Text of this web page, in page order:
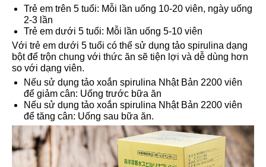
Trẻ em trên 5 tuổi: Mỗi lần uống 10-20 viên, ngày uống
2-3 lần
Trẻ em dưới 5 tuổi: Mỗi lần uống 5-10 viên
Với trẻ em dưới 5 tuổi có thể sử dụng tảo spirulina dạng
bột để trộn chung với thức ăn sẽ tiện lợi và dễ dùng hơn
so với dạng viên.
Nếu sử dụng tảo xoắn spirulina Nhật Bản 2200 viên
để giảm cân: Uống trước bữa ăn
Nếu sử dụng tảo xoắn spirulina Nhật Bản 2200 viên
để tăng cân: Uống sau bữa ăn.